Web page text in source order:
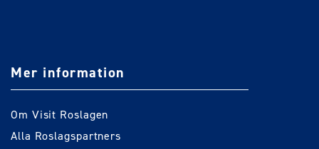
Mer information
Om Visit Roslagen
Alla Roslagspartners